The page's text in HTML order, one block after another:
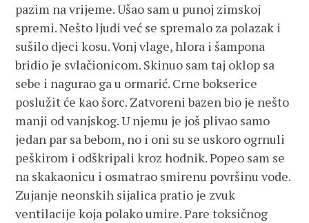
pazim na vrijeme. Ušao sam u punoj zimskoj
spremi. Nešto ljudi već se spremalo za polazak i
sušilo djeci kosu. Vonj vlage, hlora i šampona
bridio je svlačionicom. Skinuo sam taj oklop sa
sebe i nagurao ga u ormarić. Crne bokserice
poslužit će kao šorc. Zatvoreni bazen bio je nešto
manji od vanjskog. U njemu je još plivao samo
jedan par sa bebom, no i oni su se uskoro ogrnuli
peškirom i odškripali kroz hodnik. Popeo sam se
na skakaonicu i osmatrao smirenu površinu vode.
Zujanje neonskih sijalica pratio je zvuk
ventilacije koja polako umire. Pare toksičnog